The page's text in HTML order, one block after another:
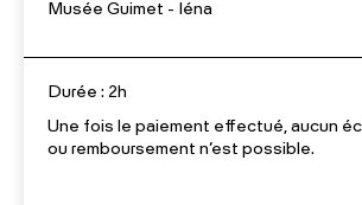
Musée Guimet - Iéna
Durée : 2h
Une fois le paiement effectué, aucun
ou remboursement n’est possible.